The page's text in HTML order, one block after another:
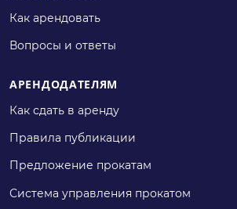
Как арендовать
Вопросы и ответы
АРЕНДОДАТЕЛЯМ
Как сдать в аренду
Правила публикации
Предложение прокатам
Система управления прокатом